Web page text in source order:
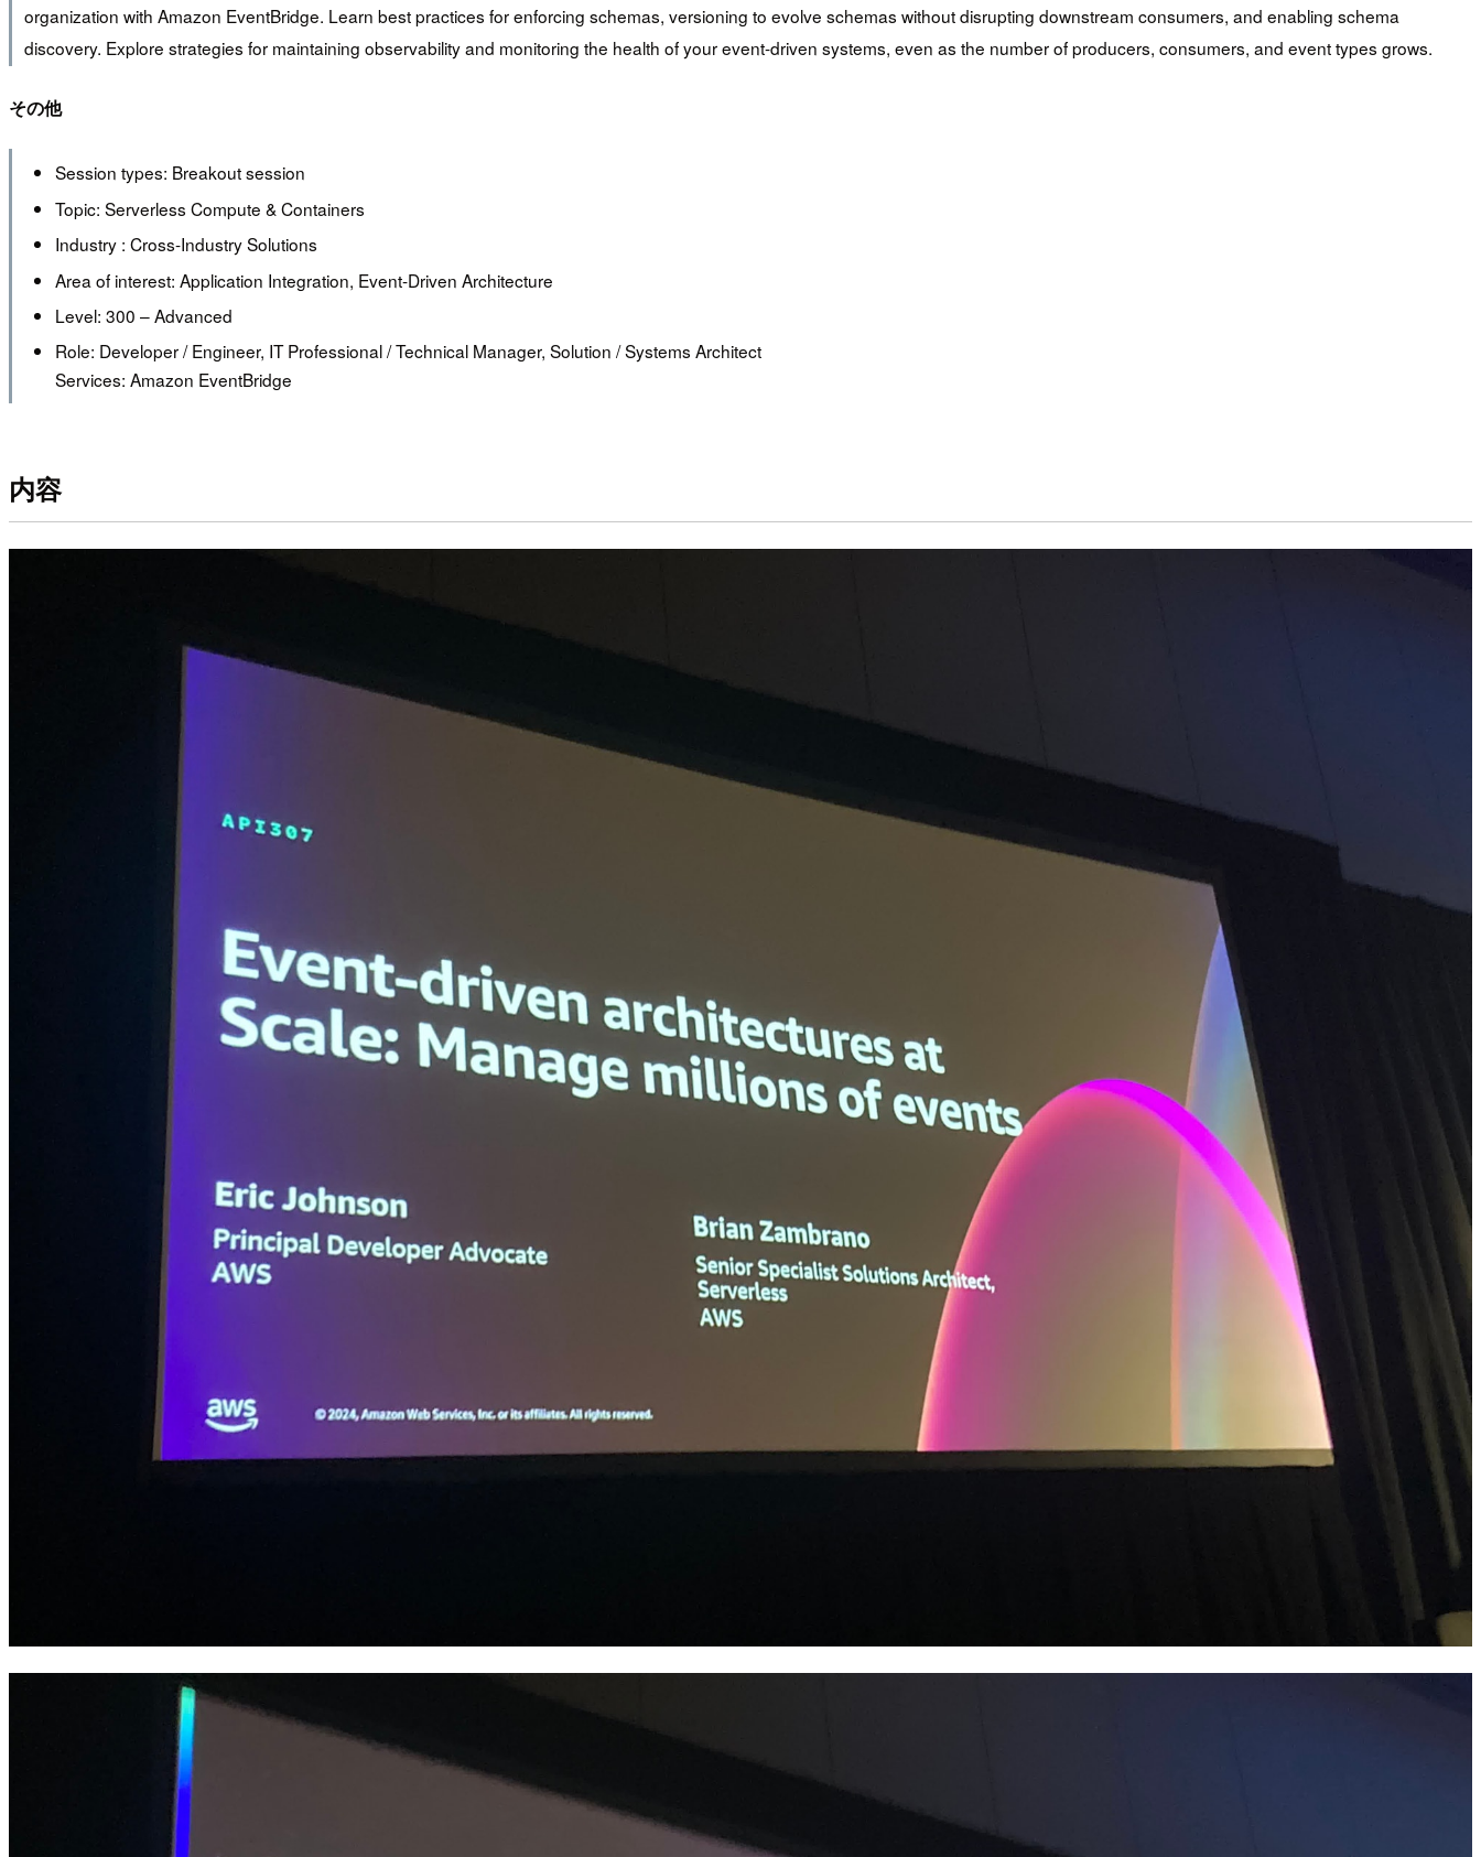
organization with Amazon EventBridge. Learn best practices for enforcing schemas, versioning to evolve schemas without disrupting downstream consumers, and enabling schema
discovery. Explore strategies for maintaining observability and monitoring the health of your event-driven systems, even as the number of producers, consumers, and event types grows.
その他
Session types: Breakout session
Topic: Serverless Compute & Containers
Industry : Cross-Industry Solutions
Area of interest: Application Integration, Event-Driven Architecture
Level: 300 – Advanced
Role: Developer / Engineer, IT Professional / Technical Manager, Solution / Systems Architect
Services: Amazon EventBridge
内容